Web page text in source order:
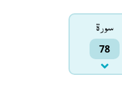
سورۃ
78